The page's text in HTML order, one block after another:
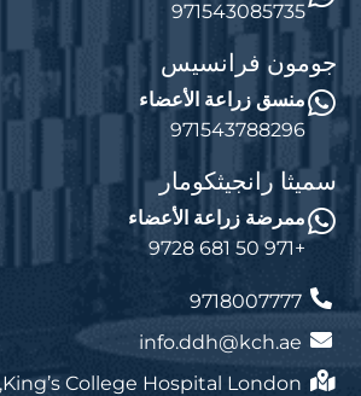
971543085735
جومون فرانسيس
منسق زراعة الأعضاء
971543788296
سميثا رانجيثكومار
ممرضة زراعة الأعضاء
+971 50 681 9728
9718007777
info.ddh@kch.ae
King’s College Hospital London,